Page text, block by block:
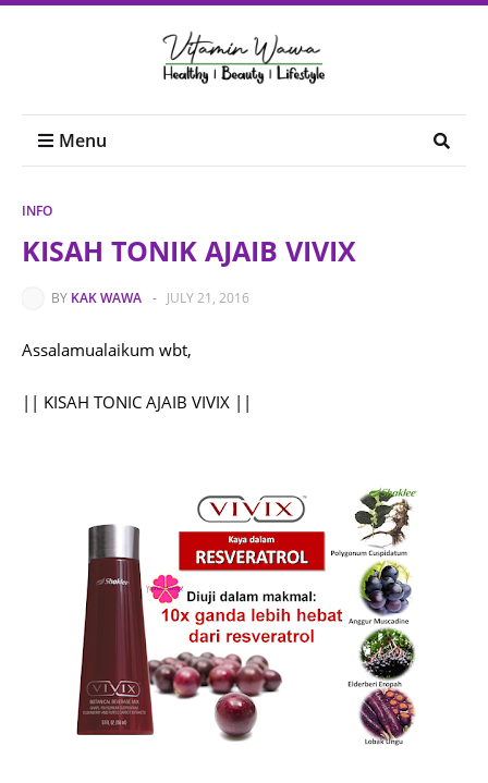
Menu
INFO
KISAH TONIK AJAIB VIVIX
BY KAK WAWA - JULY 21, 2016
Assalamualaikum wbt,
|| KISAH TONIC AJAIB VIVIX ||